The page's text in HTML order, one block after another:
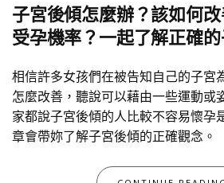
子宮後傾怎麼辦？該如何
受孕機率？一起了解正確
相信許多女孩們在被告知自己的子宮
怎麼改善，聽說可以藉由一些運動或
家都說子宮後傾的人比較不容易懷孕
章會帶妳了解子宮後傾的正確觀念。